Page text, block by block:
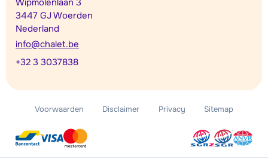
Wipmolenlaan 3
3447 GJ Woerden
Nederland
info@chalet.be
+32 3 3037838
Voorwaarden Disclaimer Privacy Sitemap